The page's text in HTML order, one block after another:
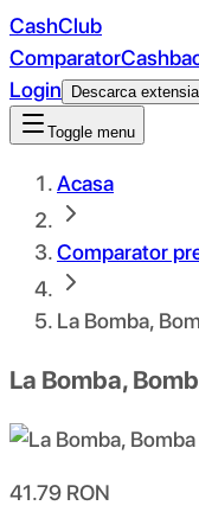
CashClub
Comparator
Login
Descarca extensia
Toggle menu
Acasa
Comparator
La Bomba,
La Bomba,
41.79 RON